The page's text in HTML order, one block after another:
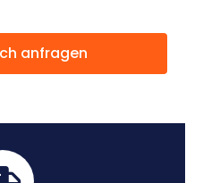
anfragen